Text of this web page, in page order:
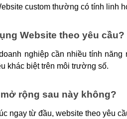
custom thường có tính linh
Website theo yêu cầu?
nghiệp cần nhiều tính năng
khác biệt trên môi trường số.
rộng sau này không?
ngay từ đầu, website theo yêu